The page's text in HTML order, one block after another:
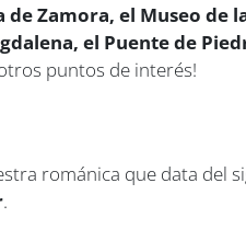
Zamora, el Museo de
el Puente de
puntos de interés!
románica que data del
.